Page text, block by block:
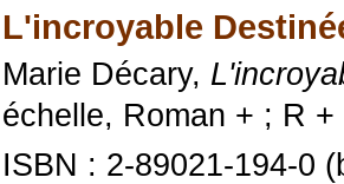
L'incroyable
Marie Décary,
échelle, Roman + ; R
ISBN : 2-89021-194-0